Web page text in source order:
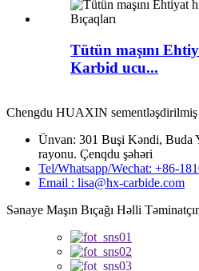
Tütün maşını
Karbid ucu...
Chengdu HUAXIN
Ünvan: 301 Buşi Kəndi, Buda
rayonu. Çenqdu şəhəri
Tel/Whatsapp/Wechat: +86-
Email : lisa@hx-carbide.com
Sənaye Maşın Bıçağı Həlli